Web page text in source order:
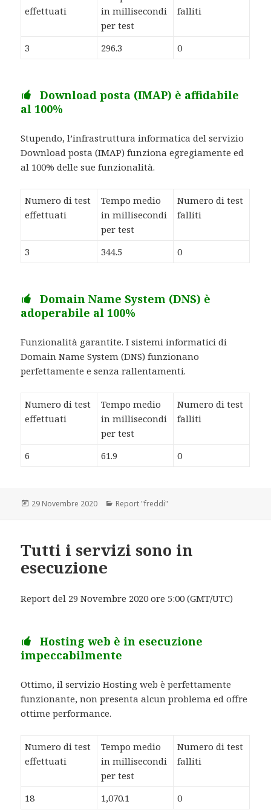
effettuati
in millisecondi
per test
falliti
3 296.3 0
Download posta (IMAP) è affidabile
al 100%
Stupendo, l’infrastruttura informatica del servizio
Download posta (IMAP) funziona egregiamente ed
al 100% delle sue funzionalità.
Numero di test
effettuati
Tempo medio
in millisecondi
per test
Numero di test
falliti
3 344.5 0
Domain Name System (DNS) è
adoperabile al 100%
Funzionalità garantite. I sistemi informatici di
Domain Name System (DNS) funzionano
perfettamente e senza rallentamenti.
Numero di test
effettuati
Tempo medio
in millisecondi
per test
Numero di test
falliti
6 61.9 0
Scritto
29 Novembre 2020 Categorie
Report "freddi"
Tutti i servizi sono in
esecuzione
Report del 29 Novembre 2020 ore 5:00 (GMT/UTC)
Hosting web è in esecuzione
impeccabilmente
Ottimo, il servizio Hosting web è perfettamente
funzionante, non presenta alcun problema ed offre
ottime performance.
Numero di test
effettuati
Tempo medio
in millisecondi
per test
Numero di test
falliti
18 1,070.1 0